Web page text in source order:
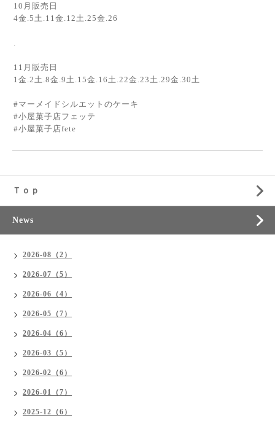
10月販売日
4金.5土.11金.12土.25金.26
11月販売日
1金.2土.8金.9土.15金.16土.22金.23土.29金.30土
#マーメイドシルエットのケーキ
#小屋菓子店フェッテ
#小屋菓子店fete
Ｔｏｐ
News
2026-08（2）
2026-07（5）
2026-06（4）
2026-05（7）
2026-04（6）
2026-03（5）
2026-02（6）
2026-01（7）
2025-12（6）